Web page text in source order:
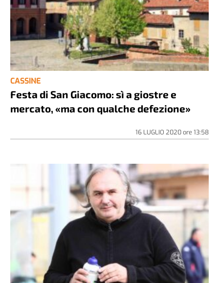
CASSINE
Festa di San Giacomo: sì a giostre e
mercato, «ma con qualche defezione»
16 LUGLIO 2020ore 13:58